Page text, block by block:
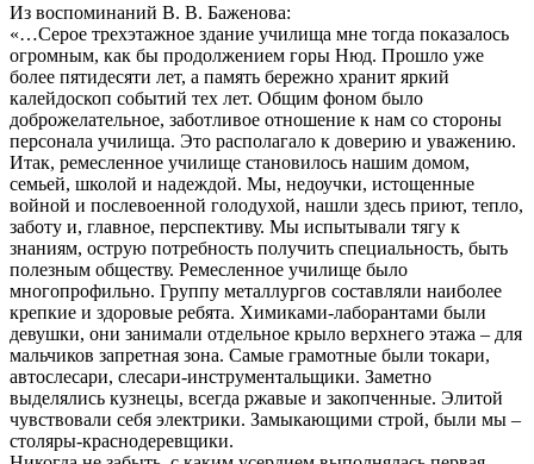
Из воспоминаний В. В. Баженова:
«…Серое трехэтажное здание училища мне тогда показалось
огромным, как бы продолжением горы Нюд. Прошло уже
более пятидесяти лет, а память бережно хранит яркий
калейдоскоп событий тех лет. Общим фоном было
доброжелательное, заботливое отношение к нам со стороны
персонала училища. Это располагало к доверию и уважению.
Итак, ремесленное училище становилось нашим домом,
семьей, школой и надеждой. Мы, недоучки, истощенные
войной и послевоенной голодухой, нашли здесь приют, тепло,
заботу и, главное, перспективу. Мы испытывали тягу к
знаниям, острую потребность получить специальность, быть
полезным обществу. Ремесленное училище было
многопрофильно. Группу металлургов составляли наиболее
крепкие и здоровые ребята. Химиками-лаборантами были
девушки, они занимали отдельное крыло верхнего этажа – для
мальчиков запретная зона. Самые грамотные были токари,
автослесари, слесари-инструментальщики. Заметно
выделялись кузнецы, всегда ржавые и закопченные. Элитой
чувствовали себя электрики. Замыкающими строй, были мы –
столяры-краснодеревщики.